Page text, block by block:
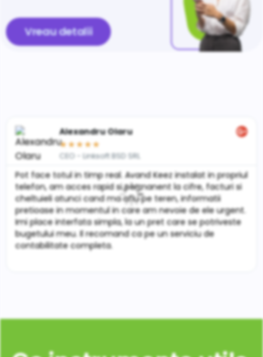
Vreau detalii
Alexandru Olaru
★★★★★
CEO - Linksoft BSD SRL
Pot face totul in timp real. Avand Keez instalat in propriul
telefon, am acces rapid si permanent la cifre, facturi si
cheltuieli atunci cand ma aflu pe teren, informatii
pretioase in momentul in care am nevoie de ele urgent.
Imi place interfata simpla, la un pret care se potriveste
bugetului meu. Il recomand ca pe un serviciu de
contabilitate completa.